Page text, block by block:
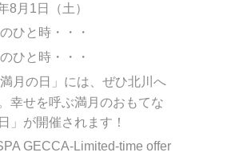
8月1日（土）
ひと時・・・
ひと時・・・
月の日」には、ぜひ北川へ
幸せを呼ぶ満月のおもてな
」が開催されます！
GECCA-Limited-time offer